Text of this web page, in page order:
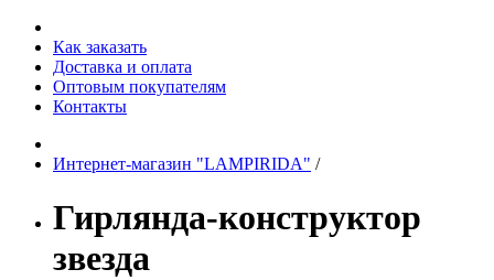
Как заказать
Доставка и оплата
Оптовым покупателям
Контакты
Интернет-магазин "LAMPIRIDA" /
Гирлянда-конструктор
звезда